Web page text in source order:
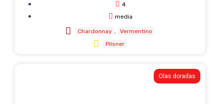
4
media
Chardonnay
Vermentino
Pilsner
Olas doradas